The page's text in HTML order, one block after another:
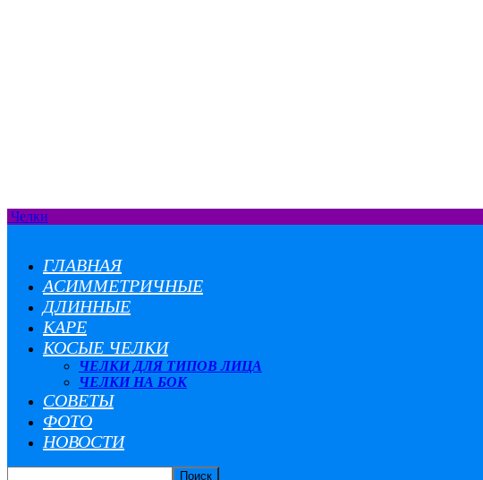
Челки
ГЛАВНАЯ
АСИММЕТРИЧНЫЕ
ДЛИННЫЕ
КАРЕ
КОСЫЕ ЧЕЛКИ
ЧЕЛКИ ДЛЯ ТИПОВ ЛИЦА
ЧЕЛКИ НА БОК
СОВЕТЫ
ФОТО
НОВОСТИ